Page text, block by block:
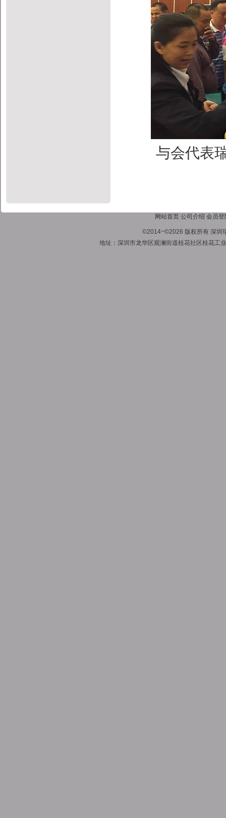
与会代表
网站首页 公司介绍 会员登
©2014~©2026 版权所有 深圳
地址：深圳市龙华区观澜街道桂花社区桂花